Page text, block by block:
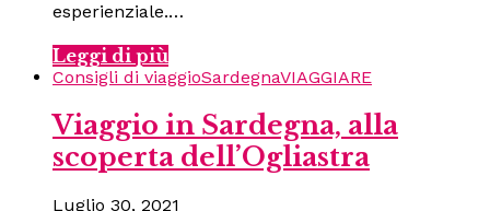
esperienziale.…
Leggi di più
Consigli di viaggioSardegnaVIAGGIARE
Viaggio in Sardegna, alla
scoperta dell’Ogliastra
Luglio 30, 2021